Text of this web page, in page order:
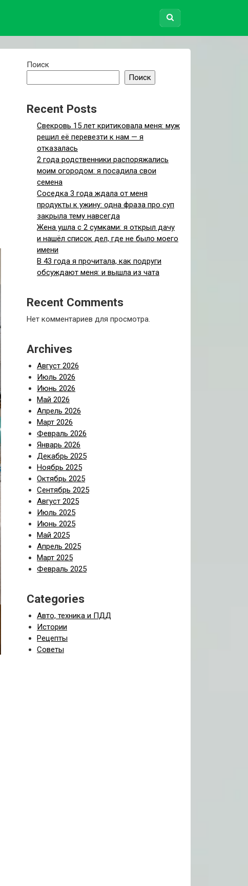
Поиск
Поиск
Recent Posts
Свекровь 15 лет критиковала меня: муж
решил её перевезти к нам — я
отказалась
2 года родственники распоряжались
моим огородом: я посадила свои
семена
Соседка 3 года ждала от меня
продукты к ужину: одна фраза про суп
закрыла тему навсегда
Жена ушла с 2 сумками: я открыл дачу
и нашёл список дел, где не было моего
имени
В 43 года я прочитала, как подруги
обсуждают меня: и вышла из чата
Recent Comments
Нет комментариев для просмотра.
Archives
Август 2026
Июль 2026
Июнь 2026
Май 2026
Апрель 2026
Март 2026
Февраль 2026
Январь 2026
Декабрь 2025
Ноябрь 2025
Октябрь 2025
Сентябрь 2025
Август 2025
Июль 2025
Июнь 2025
Май 2025
Апрель 2025
Март 2025
Февраль 2025
Categories
Авто, техника и ПДД
Истории
Рецепты
Советы